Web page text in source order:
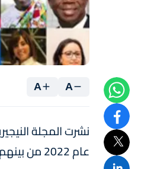
A
A
عام 2022 من بينهم ثماني شخصيات مغربية.